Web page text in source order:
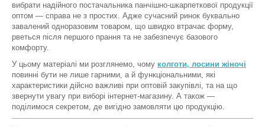
вибрати надійного постачальника панчішно-шкарпеткової продукції
оптом — справа не з простих. Адже сучасний ринок буквально
завалений одноразовим товаром, що швидко втрачає форму,
рветься після першого прання та не забезпечує базового
комфорту.
У цьому матеріалі ми розглянемо, чому колготи, лосини жіночі
повинні бути не лише гарними, а й функціональними, які
характеристики дійсно важливі при оптовій закупівлі, та на що
звернути увагу при виборі інтернет-магазину. А також —
поділимося секретом, де вигідно замовляти цю продукцію.